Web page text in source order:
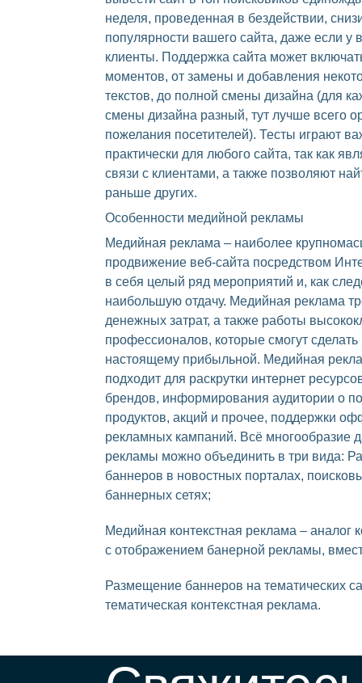
неделя, проведенная в бездействии,
популярности вашего сайта, даже если у
клиенты. Поддержка сайта может
моментов, от замены и добавления
текстов, до полной смены дизайна (для
смены дизайна разный, тут лучше всего
пожелания посетителей). Тесты играют
практически для любого сайта, так как
связи с клиентами, а также позволяют
раньше других.
Особенности медийной рекламы
Медийная реклама – наиболее
продвижение веб-сайта посредством
в себя целый ряд мероприятий и, как
наибольшую отдачу. Медийная реклама
денежных затрат, а также работы
профессионалов, которые смогут
настоящему прибыльной. Медийная
подходит для раскрутки интернет
брендов, информирования аудитории о
продуктов, акций и прочее, поддержки
рекламных кампаний. Всё многообразие
рекламы можно объединить в три вида:
баннеров в новостных порталах,
баннерных сетях;
Медийная контекстная реклама – аналог
с отображением банерной рекламы,
Размещение баннеров на тематических
тематическая контекстная реклама.